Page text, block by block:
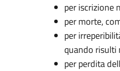
per iscrizione
per morte,
per
quando risulti
per perdita